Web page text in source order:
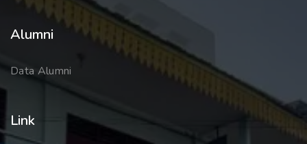
Alumni
Data Alumni
Link